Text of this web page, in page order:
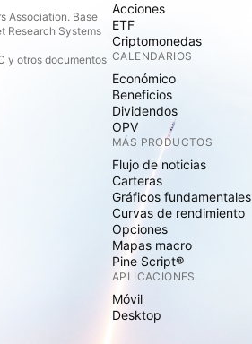
Association. Base
Research Systems
y otros documentos
Acciones
ETF
Criptomonedas
CALENDARIOS
Económico
Beneficios
Dividendos
OPV
MÁS PRODUCTOS
Flujo de noticias
Carteras
Gráficos fundamentales
Curvas de rendimiento
Opciones
Mapas macro
Pine Script®
APLICACIONES
Móvil
Desktop